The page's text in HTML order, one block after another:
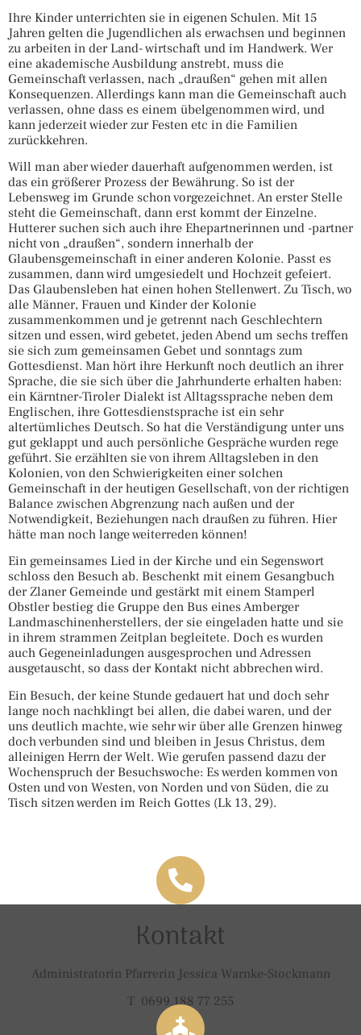
Ihre Kinder unterrichten sie in eigenen Schulen. Mit 15
Jahren gelten die Jugendlichen als erwachsen und beginnen
zu arbeiten in der Land- wirtschaft und im Handwerk. Wer
eine akademische Ausbildung anstrebt, muss die
Gemeinschaft verlassen, nach „draußen“ gehen mit allen
Konsequenzen. Allerdings kann man die Gemeinschaft auch
verlassen, ohne dass es einem übelgenommen wird, und
kann jederzeit wieder zur Festen etc in die Familien
zurückkehren.
Will man aber wieder dauerhaft aufgenommen werden, ist
das ein größerer Prozess der Bewährung. So ist der
Lebensweg im Grunde schon vorgezeichnet. An erster Stelle
steht die Gemeinschaft, dann erst kommt der Einzelne.
Hutterer suchen sich auch ihre Ehepartnerinnen und -partner
nicht von „draußen“, sondern innerhalb der
Glaubensgemeinschaft in einer anderen Kolonie. Passt es
zusammen, dann wird umgesiedelt und Hochzeit gefeiert.
Das Glaubensleben hat einen hohen Stellenwert. Zu Tisch, wo
alle Männer, Frauen und Kinder der Kolonie
zusammenkommen und je getrennt nach Geschlechtern
sitzen und essen, wird gebetet, jeden Abend um sechs treffen
sie sich zum gemeinsamen Gebet und sonntags zum
Gottesdienst. Man hört ihre Herkunft noch deutlich an ihrer
Sprache, die sie sich über die Jahrhunderte erhalten haben:
ein Kärntner-Tiroler Dialekt ist Alltagssprache neben dem
Englischen, ihre Gottesdienstsprache ist ein sehr
altertümliches Deutsch. So hat die Verständigung unter uns
gut geklappt und auch persönliche Gespräche wurden rege
geführt. Sie erzählten sie von ihrem Alltagsleben in den
Kolonien, von den Schwierigkeiten einer solchen
Gemeinschaft in der heutigen Gesellschaft, von der richtigen
Balance zwischen Abgrenzung nach außen und der
Notwendigkeit, Beziehungen nach draußen zu führen. Hier
hätte man noch lange weiterreden können!
Ein gemeinsames Lied in der Kirche und ein Segenswort
schloss den Besuch ab. Beschenkt mit einem Gesangbuch
der Zlaner Gemeinde und gestärkt mit einem Stamperl
Obstler bestieg die Gruppe den Bus eines Amberger
Landmaschinenherstellers, der sie eingeladen hatte und sie
in ihrem strammen Zeitplan begleitete. Doch es wurden
auch Gegeneinladungen ausgesprochen und Adressen
ausgetauscht, so dass der Kontakt nicht abbrechen wird.
Ein Besuch, der keine Stunde gedauert hat und doch sehr
lange noch nachklingt bei allen, die dabei waren, und der
uns deutlich machte, wie sehr wir über alle Grenzen hinweg
doch verbunden sind und bleiben in Jesus Christus, dem
alleinigen Herrn der Welt. Wie gerufen passend dazu der
Wochenspruch der Besuchswoche: Es werden kommen von
Osten und von Westen, von Norden und von Süden, die zu
Tisch sitzen werden im Reich Gottes (Lk 13, 29).
Kontakt
Administratorin Pfarrerin Jessica Warnke-Stockmann
T 0699 188 77 255